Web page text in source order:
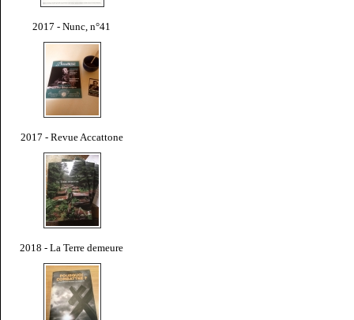
2017 - Nunc, n°41
2017 - Revue Accattone
2018 - La Terre demeure